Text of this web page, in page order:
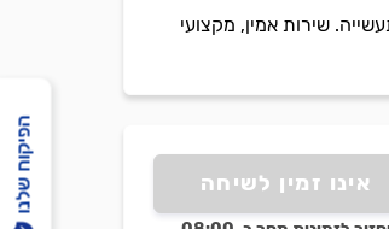
שירות אמין, מקצועי
אינו זמין לשיחה הפיקוח שלנו